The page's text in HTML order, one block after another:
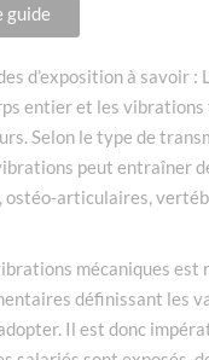
guide
d’exposition à savoir :
entier et les vibrations
Selon le type de
peut entraîner
ostéo-articulaires,
mécaniques est
définissant les
Il est donc